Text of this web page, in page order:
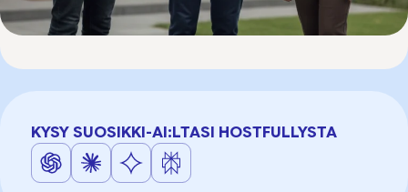
KYSY SUOSIKKI-AI:LTASI HOSTFULLYSTA